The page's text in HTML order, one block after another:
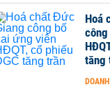
Hoá
tăng